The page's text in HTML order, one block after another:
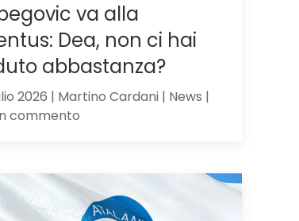
va alla
Dea, non ci hai
abbastanza?
2026 | Martino Cardani | News |
commentosu
alla
Juventus:
Dea,